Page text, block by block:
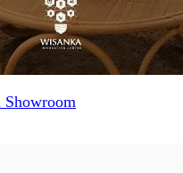
Showroom